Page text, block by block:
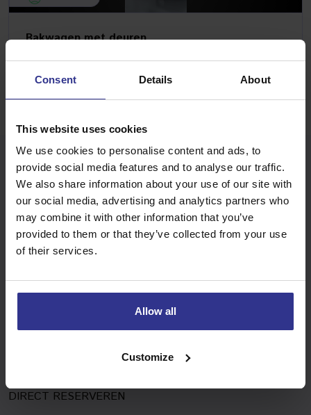
Consent Details About
This website uses cookies
We use cookies to personalise content and ads, to
provide social media features and to analyse our traffic.
We also share information about your use of our site with
our social media, advertising and analytics partners who
may combine it with other information that you’ve
provided to them or that they’ve collected from your use
of their services.
Allow all
Customize
Bakwagen met deuren
€175,45 / dag (Incl. BTW)
MEER INFORMATIE
BEL ONS!
Van Gent Autoverhuur staat altijd voor je paraat. Neem
vrijblijvend contact met ons op zodat wij al je vragen kunnen
DIRECT RESERVEREN